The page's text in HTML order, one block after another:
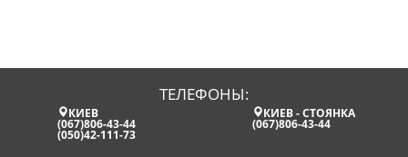
ТЕЛЕФОНЫ:
КИЕВ
(067)806-43-44
(050)42-111-73
КИЕВ - СТОЯНКА
(067)806-43-44